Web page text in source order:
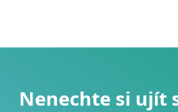
Nenechte si ujít